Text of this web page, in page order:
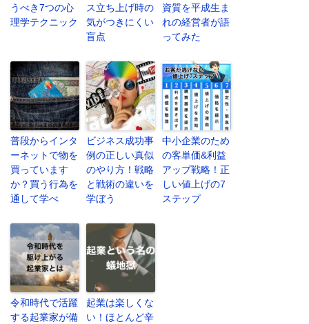
うべき7つの心
理学テクニック
ス立ち上げ時の
気がつきにくい
盲点
資質を平成生ま
れの経営者が語
ってみた
普段からインタ
ーネットで物を
買っています
か？買う行為を
通して学べ
ビジネス成功事
例の正しい真似
のやり方！戦略
と戦術の違いを
学ぼう
中小企業のため
の客単価&利益
アップ戦略！正
しい値上げの7
ステップ
令和時代で活躍
する起業家が備
起業は楽しくな
い！ほとんど辛